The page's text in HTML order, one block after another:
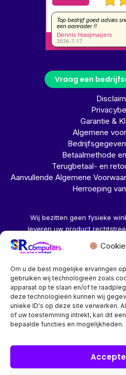
Om u de best mogelijke ervaringen
gebruiken wij technologieën zoals
apparaat op te slaan en/of te
deze technologieën kunnen wij
unieke ID's op deze site verwerken.
of uw toestemming intrekt, kan dit
bepaalde functies en mogelijkheden.
Vraag een
Garantie &
Algemene
Betaalmethode
Terugbetaal- en
Aanvullende Algemene
Herroeping
Wij bezitten geen fysieke
leveren uw product
Herroeping
Bedrijf? vraag een account